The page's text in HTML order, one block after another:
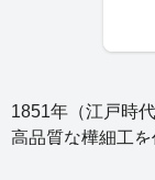
1851年（江戸時
高品質な樺細工
情豊かな素材、